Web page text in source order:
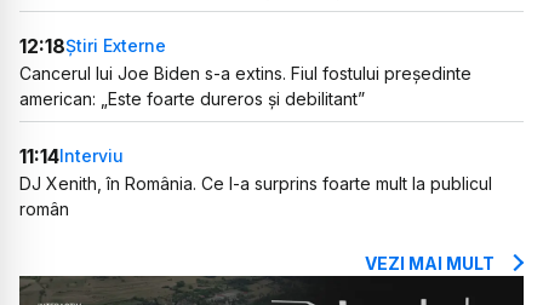
12:18Știri Externe
Cancerul lui Joe Biden s-a extins. Fiul fostului președinte
american: „Este foarte dureros și debilitant”
11:14Interviu
DJ Xenith, în România. Ce l-a surprins foarte mult la publicul
român
VEZI MAI MULT